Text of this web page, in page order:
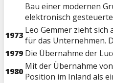
Bau einer modernen
elektronisch
1973 Leo Gemmer zieht
für das Unternehmen.
1979 Die Übernahme der
1980 Mit der Übernahme
Position im Inland als